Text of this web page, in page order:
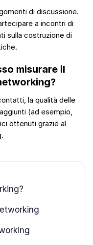
di discussione.
a incontri di
sulla costruzione di
misurare il
la qualità delle
(ad esempio,
ottenuti grazie al